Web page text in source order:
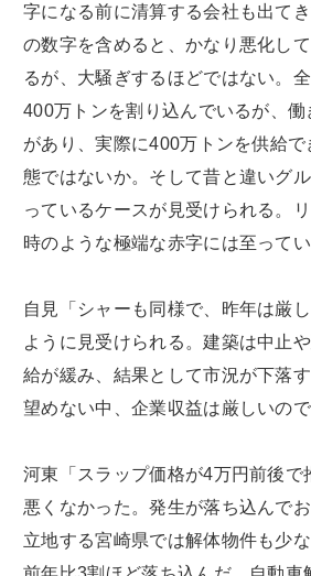
字になる前に清算する会社も出て
の数字を含めると、かなり悪化し
るが、大騒ぎするほどではない。
400万トンを割り込んでいるが、
があり、実際に400万トンを供給
態ではないか。そして昔と違いグ
っているケースが見受けられる。
時のような極端な赤字には至ってい
自見「シャーも同様で、昨年は厳
ように見受けられる。建築は中止
給が緩み、結果として市況が下落
望めない中、企業収益は厳しいので
河東「スラップ価格が4万円前後で
悪くなかった。発生が落ち込んで
立地する宮崎県では解体物件も少